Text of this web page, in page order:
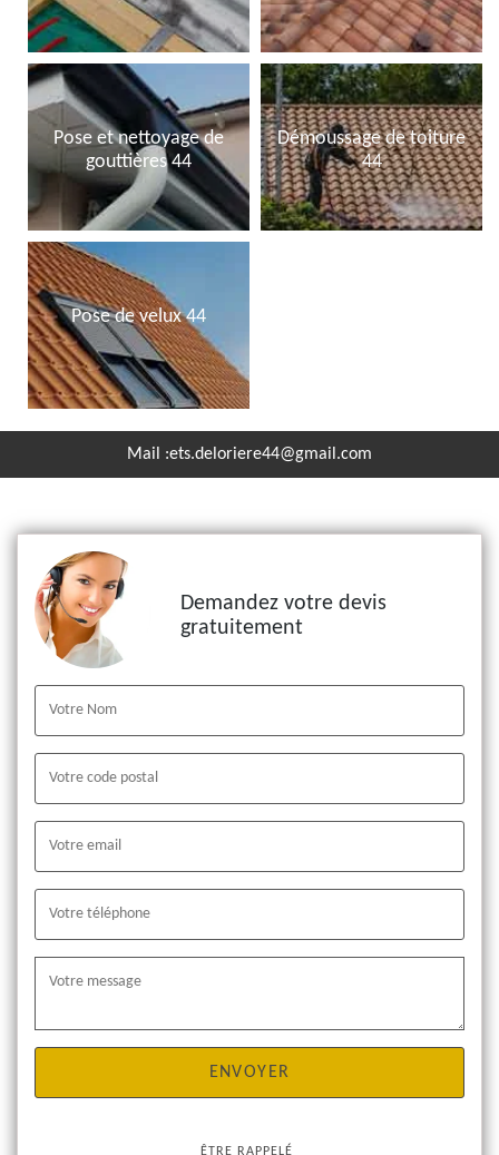
Pose et nettoyage de
gouttières 44
Démoussage de toiture
44
Pose de velux 44
Mail :ets.deloriere44@gmail.com
Demandez votre devis
gratuitement
ÊTRE RAPPELÉ